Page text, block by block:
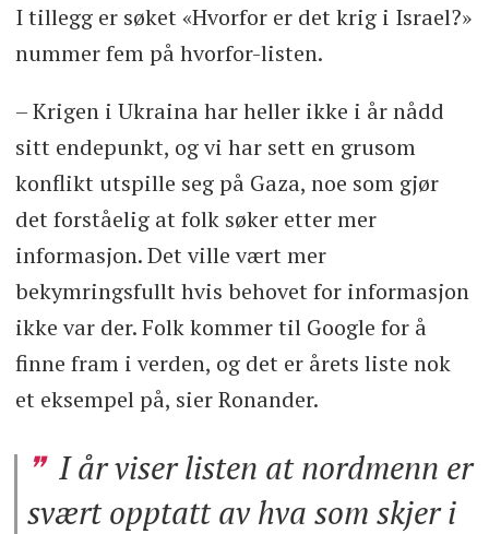
I tillegg er søket «Hvorfor er det krig i Israel?»
nummer fem på hvorfor-listen.
– Krigen i Ukraina har heller ikke i år nådd
sitt endepunkt, og vi har sett en grusom
konflikt utspille seg på Gaza, noe som gjør
det forståelig at folk søker etter mer
informasjon. Det ville vært mer
bekymringsfullt hvis behovet for informasjon
ikke var der. Folk kommer til Google for å
finne fram i verden, og det er årets liste nok
et eksempel på, sier Ronander.
I år viser listen at nordmenn er
svært opptatt av hva som skjer i